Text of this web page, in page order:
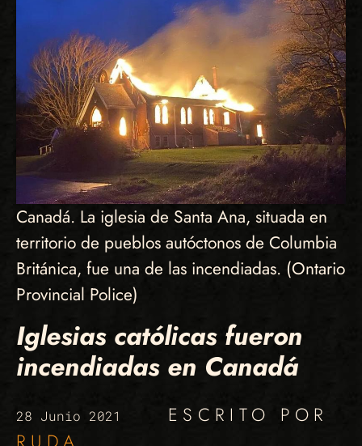
Canadá. La iglesia de Santa Ana, situada en
territorio de pueblos autóctonos de Columbia
Británica, fue una de las incendiadas. (Ontario
Provincial Police)
Iglesias católicas fueron
incendiadas en Canadá
28 Junio 2021
ESCRITO POR
RUDA